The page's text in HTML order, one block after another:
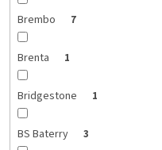
Brembo 7
Brenta 1
Bridgestone 1
BS Baterry 3